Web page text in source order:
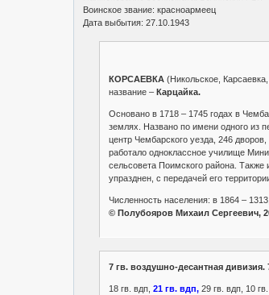
Воинское звание: красноармеец
Дата выбытия: 27.10.1943
КОРСАЕВКА(Никольское,
название – Карцайка.
Основано в 1718 – 1745 годах в
землях. Названо по имени одного из
центр Чембарского уезда, 246
работало одноклассное училище
сельсовета Поимского района. Также
упразднен, с передачей его
Численность населения: в 1864 –
© Полубояров Михаил Сергеевич,
7 гв. воздушно-десантная
18 гв. вдп, 21 гв. вдп,29 гв. вдп, 10